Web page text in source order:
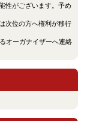
性がございます。予め
次位の方へ権利が移行
オーガナイザーへ連絡